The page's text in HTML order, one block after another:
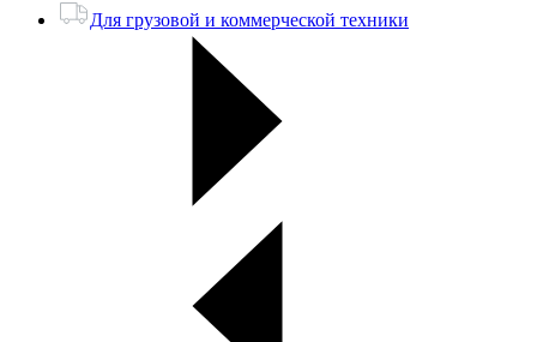
Для грузовой и коммерческой техники